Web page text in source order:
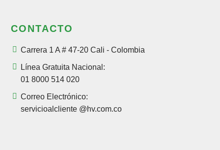
CONTACTO
Carrera 1 A # 47-20 Cali - Colombia
Línea Gratuita Nacional:
01 8000 514 020
Correo Electrónico:
servicioalcliente @hv.com.co